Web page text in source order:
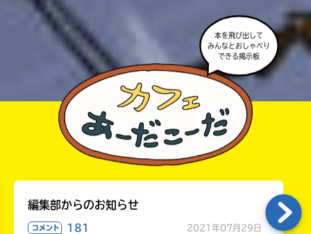
本を飛び出して
みんなとおしゃべり
できる掲示板
編集部からのお知らせ
コメント 181 2021年07月29日